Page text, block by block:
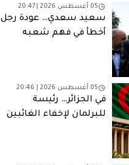
05 أغسطس 2026 | 20:47
سعيد سعدي… عودة رجل
أخطأ في فهم شعبه
05 أغسطس 2026 | 20:46
في الجزائر… رئيسة
للبرلمان لإخفاء الغائبين